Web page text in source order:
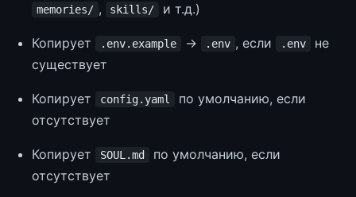
memories/ , skills/ и т.д.)
Копирует .env.example → .env , если .env
не
существует
Копирует config.yaml
по умолчанию, если
отсутствует
Копирует SOUL.md
по умолчанию, если
отсутствует